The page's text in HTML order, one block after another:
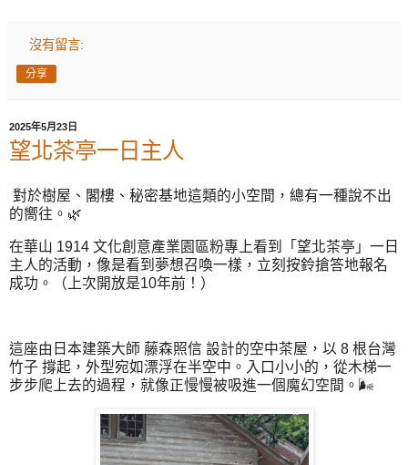
沒有留言:
分享
2025年5月23日
望北茶亭一日主人
對於樹屋、閣樓、秘密基地這類的小空間，總有一種說不出
的嚮往。🌿
在華山 1914 文化創意產業園區粉專上看到「望北茶亭」一日
主人的活動，像是看到夢想召喚一樣，立刻按鈴搶答地報名
成功。（上次開放是10年前！）
這座由日本建築大師 藤森照信 設計的空中茶屋，以 8 根台灣
竹子 撐起，外型宛如漂浮在半空中。入口小小的，從木梯一
步步爬上去的過程，就像正慢慢被吸進一個魔幻空間。🌬️